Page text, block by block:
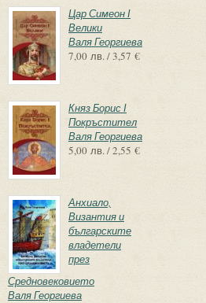
Цар Симеон І
Велики
Валя Георгиева
7,00 лв. / 3,57 €
Княз Борис І
Покръстител
Валя Георгиева
5,00 лв. / 2,55 €
Анхиало,
Византия и
българските
владетели
през
Средновековието
Валя Георгиева